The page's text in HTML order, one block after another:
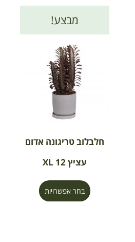
מבצע!
חלבלוב טריגונה אדום
עציץ 12 XL
בחר אפשרויות